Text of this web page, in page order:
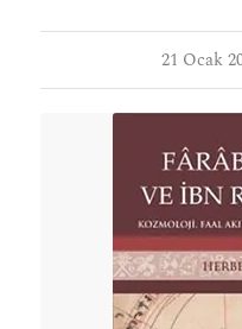
21 Ocak
/